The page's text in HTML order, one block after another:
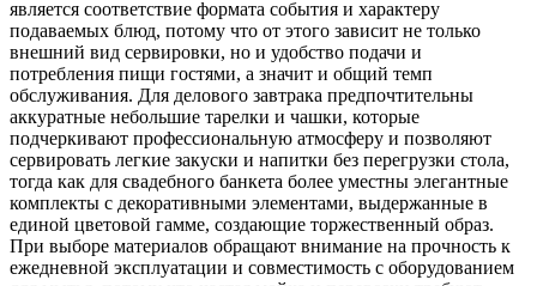
является соответствие формата события и характеру
подаваемых блюд, потому что от этого зависит не только
внешний вид сервировки, но и удобство подачи и
потребления пищи гостями, а значит и общий темп
обслуживания. Для делового завтрака предпочтительны
аккуратные небольшие тарелки и чашки, которые
подчеркивают профессиональную атмосферу и позволяют
сервировать легкие закуски и напитки без перегрузки стола,
тогда как для свадебного банкета более уместны элегантные
комплекты с декоративными элементами, выдержанные в
единой цветовой гамме, создающие торжественный образ.
При выборе материалов обращают внимание на прочность к
ежедневной эксплуатации и совместимость с оборудованием